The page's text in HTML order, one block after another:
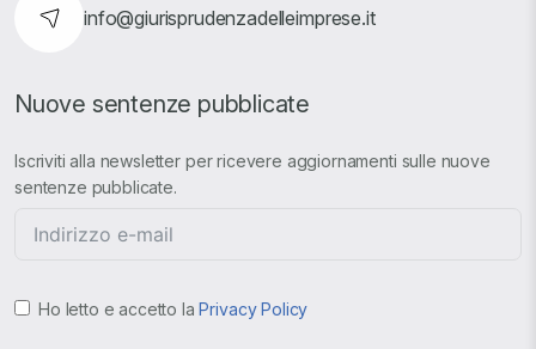
info@giurisprudenzadelleimprese.it
Nuove sentenze pubblicate
Iscriviti alla newsletter per ricevere aggiornamenti sulle nuove
sentenze pubblicate.
Ho letto e accetto laPrivacy Policy